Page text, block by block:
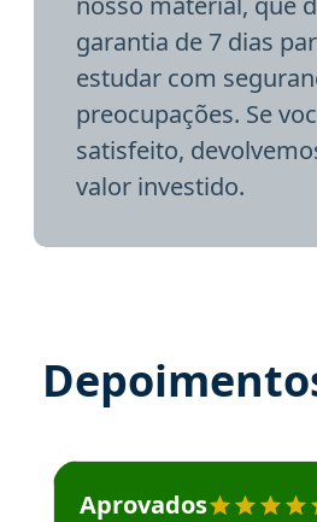
garantia de 7 dias
estudar com
preocupações. Se
satisfeito,
valor investido.
Estudante José recomenda o
Aprovados